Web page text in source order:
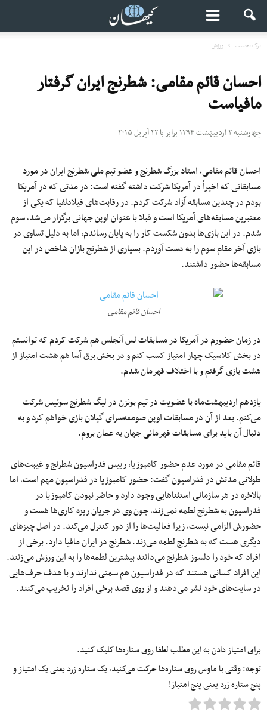
برگ نخست ورزش
احسان قائم مقامی: شطرنج ایران گرفتار
مافیاست
چهارشنبه ۲ اردیبهشت ۱۳۹۴ برابر با ۲۲ آپریل ۲۰۱۵
احسان قائم مقامی، استاد بزرگ شطرنج و عضو تیم ملی شطرنج ایران در مورد
مسابقاتی که اخیراً در آمریکا شرکت داشته گفته است: در مدتی که در آمریکا
بودم در چندین مسابقه آزاد شرکت کردم. در رقابت‌های فیلادلفیا که یکی از
معتبرین مسابقه‌های آمریکا است و قبلا با عنوان اوپن جهانی برگزار می‌شد، سوم
شدم. در این بازی‌ها بدون شکست کار را به پایان رساندم، اما به دلیل تساوی در
بازی آخر مقام سوم را به دست آوردم. بسیاری از شطرنج بازان شاخص در این
مسابقه‌ها حضور داشتند.
احسان قائم مقامی
در زمان حضورم در آمریکا در مسابقات لس آنجلس هم شرکت کردم که توانستم
در بخش کلاسیک چهار امتیاز کسب کنم و در بخش برق آسا هم هشت امتیاز از
هشت بازی گرفتم و با اختلاف قهرمان شدم.
یازدهم اردیبهشت‌ماه با عضویت در تیم بونزن در لیگ شطرنج سوئیس شرکت
می‌کنم. بعد از آن در مسابقات اوپن صومعه‌سرای گیلان بازی خواهم کرد و به
دنبال آن باید برای مسابقات قهرمانی جهان به عمان بروم.
قائم مقامی در مورد عدم حضور کامبوزیا، رییس فدراسیون شطرنج و غیبت‌های
طولانی مدتش در فدراسیون گفت: حضور کامبوزیا در فدراسیون مهم است، اما
بالاخره در هر سازمانی استثناهایی وجود دارد و حاضر نبودن کامبوزیا در
فدراسیون به شطرنج لطمه نمی‌زند، چون وی در جریان ریزه کار‌ی‌ها هست و
حضورش الزامی نیست، زیرا فعالیت‌ها را از دور کنترل می‌کند. در اصل چیزهای
دیگری هست که به شطرنج لطمه می‌زند. شطرنج در ایران مافیا دارد. برخی از
افراد که خود را دلسوز شطرنج می‌دانند بیشترین لطمه‌ها را به این ورزش‌ می‌زنند.
این افراد کسانی هستند که در فدراسیون هم سمتی ندارند و با هدف حرف‌هایی
در سایت‌های خود نشر می‌دهند و از روی قصد برخی افراد را تخریب می‌کنند.
برای امتیاز دادن به این مطلب لطفا روی ستاره‌ها کلیک کنید.
توجه: وقتی با ماوس روی ستاره‌ها حرکت می‌کنید، یک ستاره زرد یعنی یک امتیاز و
پنج ستاره زرد یعنی پنج امتیاز!